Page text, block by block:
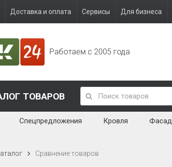
Доставка и оплата Сервисы Для бизнеса
Работаем с 2005 года
ТОВАРОВ
Спецпредложения Кровля Фасад
Сравнение товаров